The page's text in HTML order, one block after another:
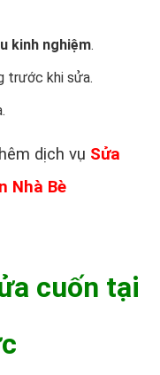
kinh nghiệm.
trước khi sửa.
dịch vụ Sửa
Nhà Bè
cuốn tại